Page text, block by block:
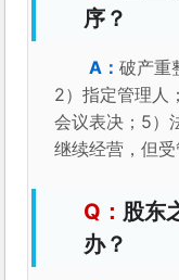
序？
破产重
2）指定管理人
会议表决；5）
继续经营，但受
股东
办？